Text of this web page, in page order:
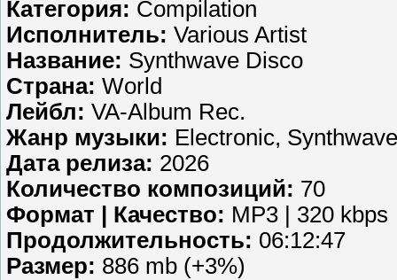
Категория: Compilation
Исполнитель: Various Artist
Название: Synthwave Disco
Страна: World
Лейбл: VA-Album Rec.
Жанр музыки: Electronic, Synthwave
Дата релиза: 2026
Количество композиций: 70
Формат | Качество: MP3 | 320 kbps
Продолжительность: 06:12:47
Размер: 886 mb (+3%)